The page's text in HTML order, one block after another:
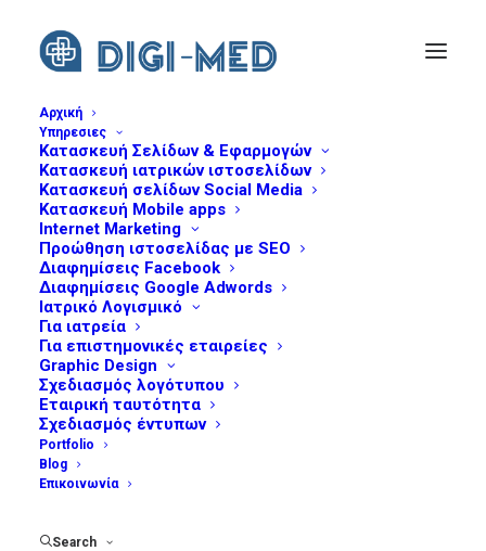
Αρχική
Υπηρεσιες
Κατασκευή Σελίδων & Εφαρμογών
Κατασκευή ιατρικών ιστοσελίδων
Κατασκευή σελίδων Social Media
Κατασκευή Mobile apps
Internet Marketing
Προώθηση ιστοσελίδας με SEO
Διαφημίσεις Facebook
Διαφημίσεις Google Adwords
Ιατρικό Λογισμικό
Για ιατρεία
Για επιστημονικές εταιρείες
Graphic Design
Σχεδιασμός λογότυπου
Εταιρική ταυτότητα
Σχεδιασμός έντυπων
Portfolio
Blog
Επικοινωνία
Search
social-media
Home
Header | Υπηρεσίες | Σελίδες Social Media
social-media